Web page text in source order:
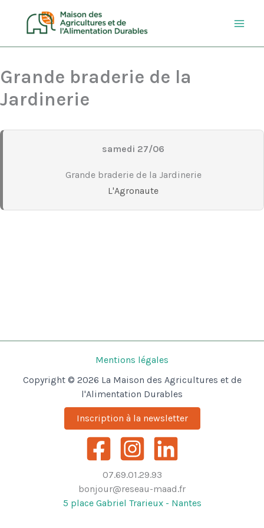
contenu
Grande braderie de la
Jardinerie
samedi 27/06
Grande braderie de la Jardinerie
L'Agronaute
Mentions légales
Copyright © 2026 La Maison des Agricultures et de
l'Alimentation Durables
Inscription à la newsletter
07.69.01.29.93
bonjour@reseau-maad.fr
5 place Gabriel Trarieux - Nantes